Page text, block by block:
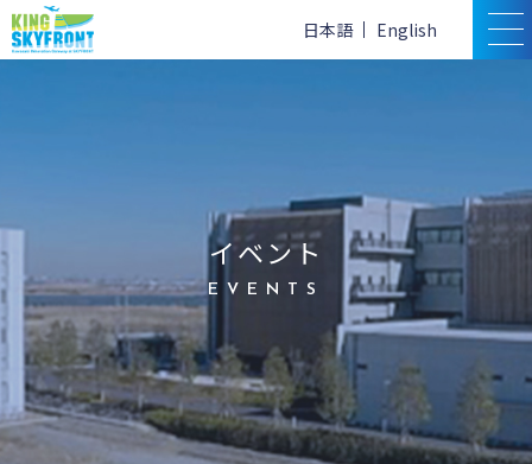
日本語 English
イベント
EVENTS